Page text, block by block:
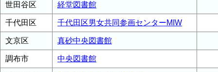
世田谷区 経堂図書館
千代田区 千代田区男女共同参画センターMIW
文京区 真砂中央図書館
調布市 中央図書館